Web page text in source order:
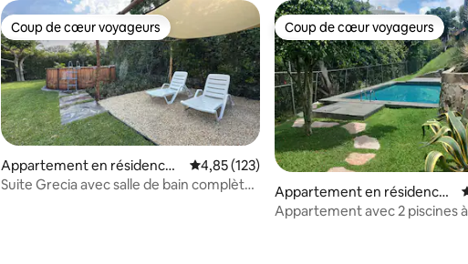
Coup de cœur voyageurs
Coup de cœur voyageurs
Appartement en résidence ⋅
Jiutepec
Évaluation moyenne sur la base de 123
4,85 (123)
Suite Grecia avec salle de bain complète
Coup de cœur voyageurs
Coup de cœur voyageurs
Appartement en résidence ⋅
Cuernavaca
Appartement avec 2 piscines